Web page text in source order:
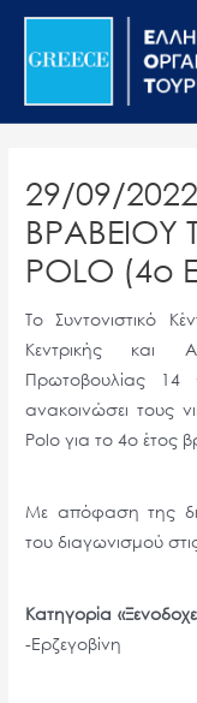
Σημείωση:
ιστότοπος
σύστημα
προσβασιμότητας.
Μετάβαση
περιεχόμενο
29/09/
ΒΡΑΒΕΙΟΥ
POLO (4ο
Το Συντονιστικό
Κεντρικής και
Πρωτοβουλίας 14
ανακοινώσει τους
Polo για το 4ο έτος
Με απόφαση της
του διαγωνισμού
Κατηγορία
-Ερζεγοβίνη